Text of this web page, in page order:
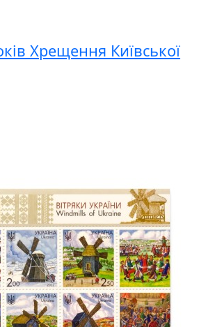
Хрещення Київської